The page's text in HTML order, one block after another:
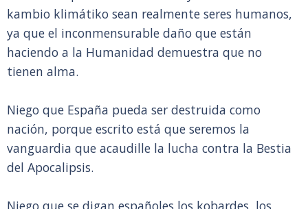
kambio klimátiko sean realmente seres humanos,
ya que el inconmensurable daño que están
haciendo a la Humanidad demuestra que no
tienen alma.
Niego que España pueda ser destruida como
nación, porque escrito está que seremos la
vanguardia que acaudille la lucha contra la Bestia
del Apocalipsis.